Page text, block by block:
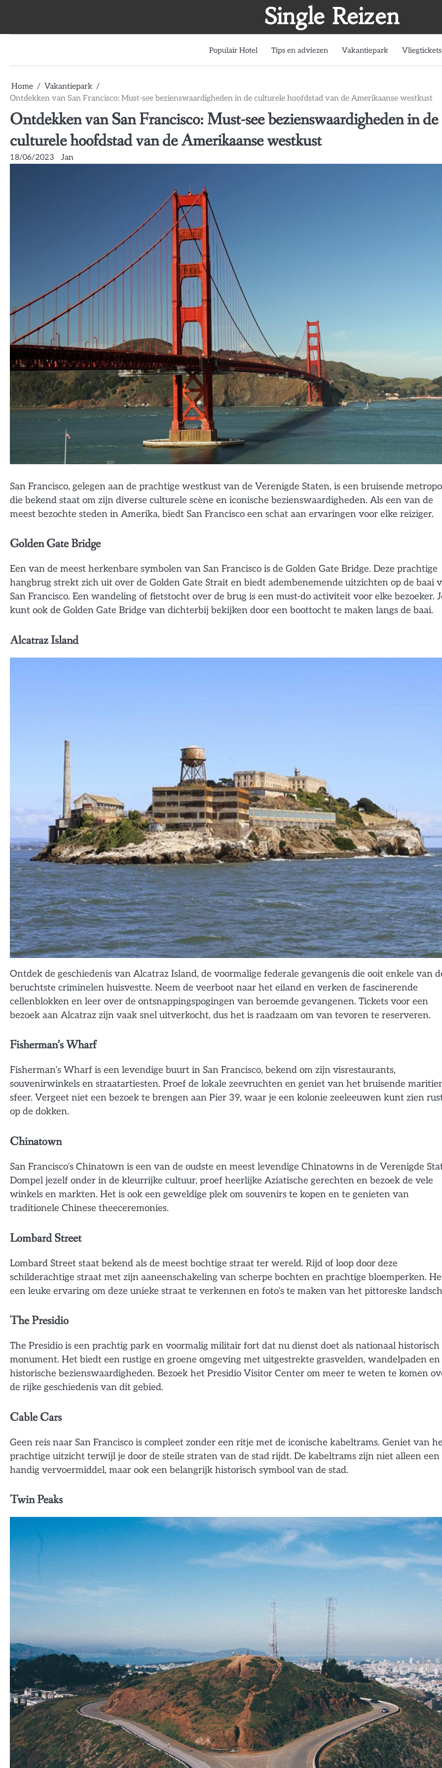
Single Reizen
Populair Hotel Tips en adviezen Vakantiepark Vliegtickets
Home
Vakantiepark
Ontdekken van San Francisco: Must-see bezienswaardigheden in de culturele hoofdstad van de Amerikaanse westkust
Ontdekken van San Francisco: Must-see bezienswaardigheden in de
culturele hoofdstad van de Amerikaanse westkust
18/06/2023 Jan
San Francisco, gelegen aan de prachtige westkust van de Verenigde Staten, is een bruisende
die bekend staat om zijn diverse culturele scène en iconische bezienswaardigheden. Als een van de
meest bezochte steden in Amerika, biedt San Francisco een schat aan ervaringen voor elke reiziger.
Golden Gate Bridge
Een van de meest herkenbare symbolen van San Francisco is de Golden Gate Bridge. Deze prachtige
hangbrug strekt zich uit over de Golden Gate Strait en biedt adembenemende uitzichten op de baai
San Francisco. Een wandeling of fietstocht over de brug is een must-do activiteit voor elke bezoeker.
kunt ook de Golden Gate Bridge van dichterbij bekijken door een boottocht te maken langs de baai.
Alcatraz Island
Ontdek de geschiedenis van Alcatraz Island, de voormalige federale gevangenis die ooit enkele van
beruchtste criminelen huisvestte. Neem de veerboot naar het eiland en verken de fascinerende
cellenblokken en leer over de ontsnappingspogingen van beroemde gevangenen. Tickets voor een
bezoek aan Alcatraz zijn vaak snel uitverkocht, dus het is raadzaam om van tevoren te reserveren.
Fisherman’s Wharf
Fisherman’s Wharf is een levendige buurt in San Francisco, bekend om zijn visrestaurants,
souvenirwinkels en straatartiesten. Proef de lokale zeevruchten en geniet van het bruisende
sfeer. Vergeet niet een bezoek te brengen aan Pier 39, waar je een kolonie zeeleeuwen kunt zien
op de dokken.
Chinatown
San Francisco’s Chinatown is een van de oudste en meest levendige Chinatowns in de Verenigde
Dompel jezelf onder in de kleurrijke cultuur, proef heerlijke Aziatische gerechten en bezoek de vele
winkels en markten. Het is ook een geweldige plek om souvenirs te kopen en te genieten van
traditionele Chinese theeceremonies.
Lombard Street
Lombard Street staat bekend als de meest bochtige straat ter wereld. Rijd of loop door deze
schilderachtige straat met zijn aaneenschakeling van scherpe bochten en prachtige bloemperken.
een leuke ervaring om deze unieke straat te verkennen en foto’s te maken van het pittoreske
The Presidio
The Presidio is een prachtig park en voormalig militair fort dat nu dienst doet als nationaal historisch
monument. Het biedt een rustige en groene omgeving met uitgestrekte grasvelden, wandelpaden en
historische bezienswaardigheden. Bezoek het Presidio Visitor Center om meer te weten te komen
de rijke geschiedenis van dit gebied.
Cable Cars
Geen reis naar San Francisco is compleet zonder een ritje met de iconische kabeltrams. Geniet van
prachtige uitzicht terwijl je door de steile straten van de stad rijdt. De kabeltrams zijn niet alleen een
handig vervoermiddel, maar ook een belangrijk historisch symbool van de stad.
Twin Peaks